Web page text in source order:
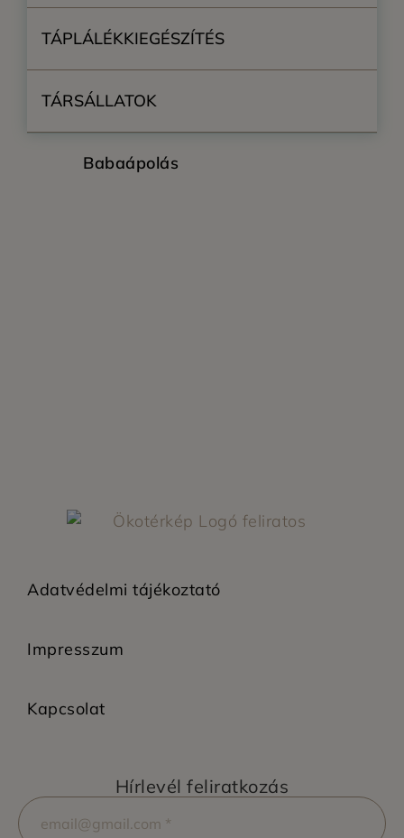
TÁPLÁLÉKKIEGÉSZÍTÉS
TÁRSÁLLATOK
Babaápolás
Adatvédelmi tájékoztató
Impresszum
Kapcsolat
Hírlevél feliratkozás